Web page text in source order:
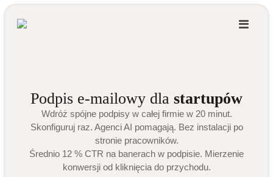
Podpis e-mailowy dla startupów
Wdróż spójne podpisy w całej firmie w 20 minut.
Skonfiguruj raz. Agenci AI pomagają. Bez instalacji po
stronie pracowników.
Średnio 12 % CTR na banerach w podpisie. Mierzenie
konwersji od kliknięcia do przychodu.